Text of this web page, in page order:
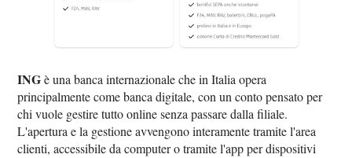
INGè una banca internazionale che in Italia opera
principalmente come banca digitale, con un conto pensato per
chi vuole gestire tutto online senza passare dalla filiale.
L'apertura e la gestione avvengono interamente tramite l'area
clienti, accessibile da computer o tramite l'app per dispositivi